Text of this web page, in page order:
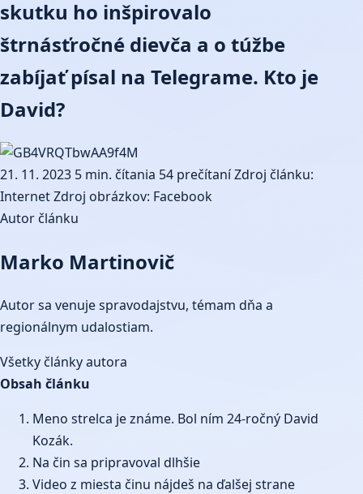
skutku ho inšpirovalo
štrnásťročné dievča a o túžbe
zabíjať písal na Telegrame. Kto je
David?
21. 11. 2023 5 min. čítania 54 prečítaníZdroj článku:
InternetZdroj obrázkov: Facebook
Autor článku
Marko Martinovič
Autor sa venuje spravodajstvu, témam dňa a
regionálnym udalostiam.
Všetky články autora
Obsah článku
Meno strelca je známe. Bol ním 24-ročný David
Kozák.
Na čin sa pripravoval dlhšie
Video z miesta činu nájdeš na ďalšej strane